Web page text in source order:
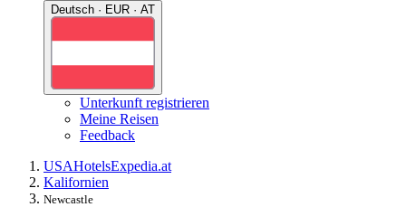
Deutsch · EUR · AT
Unterkunft registrieren
Meine Reisen
Feedback
USAHotelsExpedia.at
Kalifornien
Newcastle